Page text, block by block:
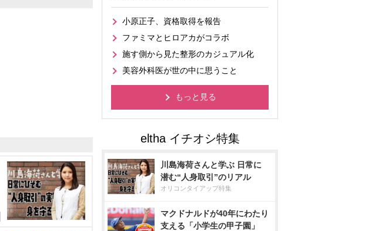
小原正子、資格取得を報告
ファミマとヒロアカがコラボ
施す側から見た整形のカジュアル化
美容外科医が世の中に思うこと
もっと見る
川島海荷さんと学ぶ 日常に
潜む“人身取引”のリアル
オリコンタイアップ特集
マクドナルドが40年にわたり
支える「小学生の甲子園」